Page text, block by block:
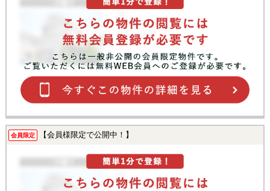
会員限定 【会員様限定で公開中！】